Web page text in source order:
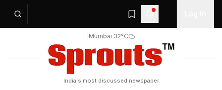
Mumbai 32°C
India's most discussed newspaper